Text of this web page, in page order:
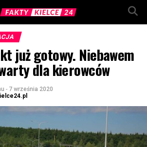
już gotowy. Niebawem
dla kierowców
- 7 września 2020